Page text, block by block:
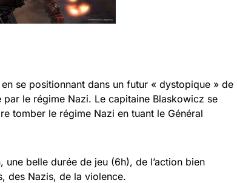
se positionnant dans un futur « dystopique » de
par le régime Nazi. Le capitaine Blaskowicz se
tomber le régime Nazi en tuant le Général
une belle durée de jeu (6h), de l’action bien
des Nazis, de la violence.